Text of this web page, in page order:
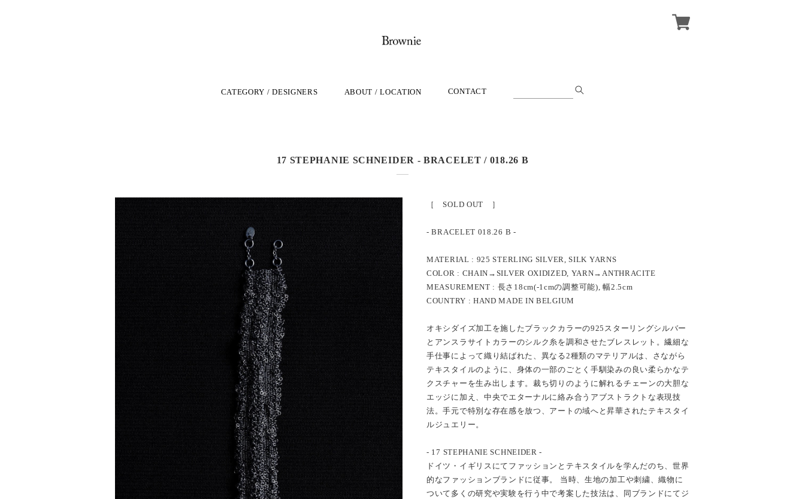
CATEGORY / DESIGNERS ABOUT / LOCATION CONTACT
17 STEPHANIE SCHNEIDER - BRACELET / 018.26 B
［ SOLD OUT ］
- BRACELET 018.26 B -
MATERIAL : 925 STERLING SILVER, SILK YARNS
COLOR : CHAIN→SILVER OXIDIZED, YARN→ANTHRACITE
MEASUREMENT : 長さ18cm(-1cmの調整可能), 幅2.5cm
COUNTRY : HAND MADE IN BELGIUM
オキシダイズ加工を施したブラックカラーの925スターリングシルバー
とアンスラサイトカラーのシルク糸を調和させたブレスレット。繊細な
手仕事によって織り結ばれた、異なる2種類のマテリアルは、さながら
テキスタイルのように、身体の一部のごとく手馴染みの良い柔らかなテ
クスチャーを生み出します。裁ち切りのように解れるチェーンの大胆な
エッジに加え、中央でエターナルに絡み合うアブストラクトな表現技
法。手元で特別な存在感を放つ、アートの域へと昇華されたテキスタイ
ルジュエリー。
- 17 STEPHANIE SCHNEIDER -
ドイツ・イギリスにてファッションとテキスタイルを学んだのち、世界
的なファッションブランドに従事。 当時、生地の加工や刺繍、織物に
ついて多くの研究や実験を行う中で考案した技法は、同ブランドにてジ